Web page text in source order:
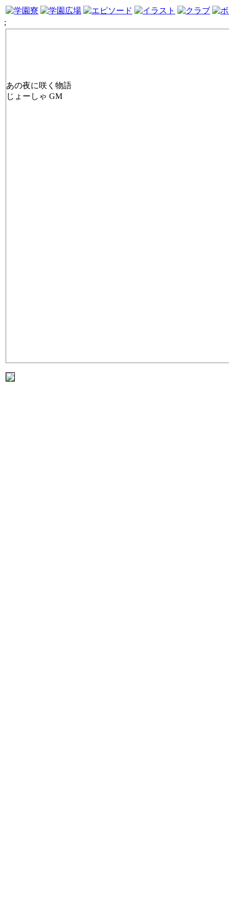
;
あの夜に咲く物語
じょーしゃ GM